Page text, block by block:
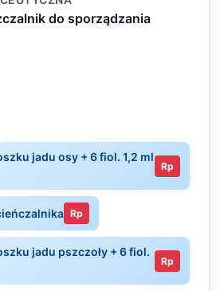
do sporządzania
jadu osy + 6 fiol. 1,2 ml
Rp
Rp
jadu pszczoły + 6 fiol.
Rp